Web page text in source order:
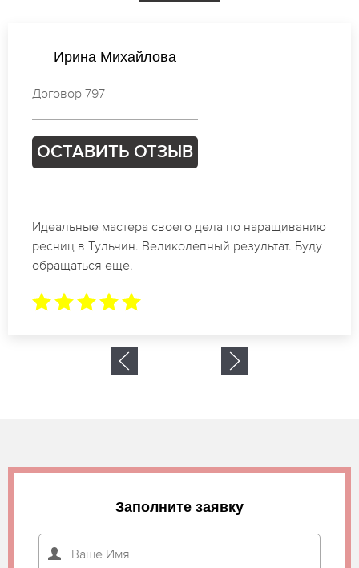
Наталья Иванова
Договор 555
ОСТАВИТЬ ОТЗЫВ
Спасибо огромное. Заказывала наращивание
ресниц в Тульчин для мероприятия. За 2 часа все
было готово.
Заполните заявку